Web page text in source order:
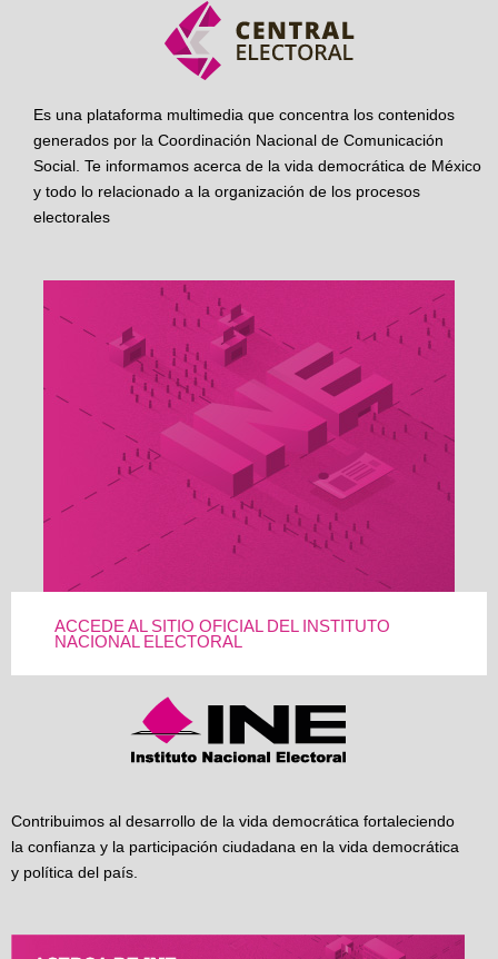
Es una plataforma multimedia que concentra los contenidos
generados por la Coordinación Nacional de Comunicación
Social. Te informamos acerca de la vida democrática de México
y todo lo relacionado a la organización de los procesos
electorales
ACCEDE AL SITIO OFICIAL DEL INSTITUTO
NACIONAL ELECTORAL
Contribuimos al desarrollo de la vida democrática fortaleciendo
la confianza y la participación ciudadana en la vida democrática
y política del país.